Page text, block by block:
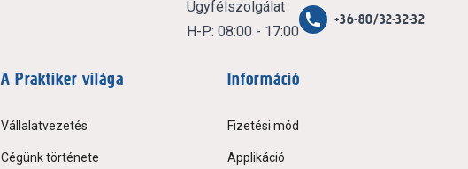
Ügyfélszolgálat
H-P: 08:00 - 17:00
+36-80/32-32-32
A Praktiker világa
Vállalatvezetés
Cégünk története
Információ
Fizetési mód
Applikáció